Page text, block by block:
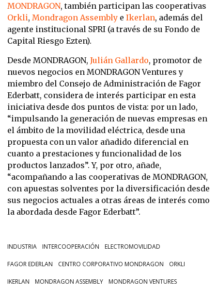
MONDRAGON, también participan las cooperativas
Orkli, Mondragon Assembly e Ikerlan, además del
agente institucional SPRI (a través de su Fondo de
Capital Riesgo Ezten).
Desde MONDRAGON, Julián Gallardo, promotor de
nuevos negocios en MONDRAGON Ventures y
miembro del Consejo de Administración de Fagor
Ederbatt, considera de interés participar en esta
iniciativa desde dos puntos de vista: por un lado,
“impulsando la generación de nuevas empresas en
el ámbito de la movilidad eléctrica, desde una
propuesta con un valor añadido diferencial en
cuanto a prestaciones y funcionalidad de los
productos lanzados”. Y, por otro, añade,
“acompañando a las cooperativas de MONDRAGON,
con apuestas solventes por la diversificación desde
sus negocios actuales a otras áreas de interés como
la abordada desde Fagor Ederbatt”.
INDUSTRIA INTERCOOPERACIÓN ELECTROMOVILIDAD
FAGOR EDERLAN CENTRO CORPORATIVO MONDRAGON ORKLI
IKERLAN MONDRAGON ASSEMBLY MONDRAGON VENTURES